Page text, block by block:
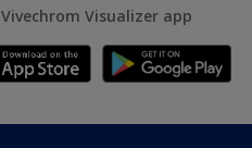
Vivechrom Visualizer app